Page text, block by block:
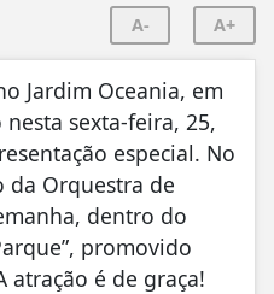
A- A+
Jardim Oceania, em
nesta sexta-feira, 25,
especial. No
da Orquestra de
dentro do
promovido
atração é de graça!